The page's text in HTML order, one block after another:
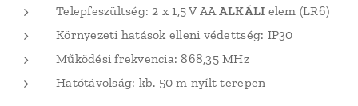
Telepfeszültség: 2 x 1,5 V AA ALKÁLI elem (LR6)
Környezeti hatások elleni védettség: IP30
Működési frekvencia: 868,35 MHz
Hatótávolság: kb. 50 m nyílt terepen